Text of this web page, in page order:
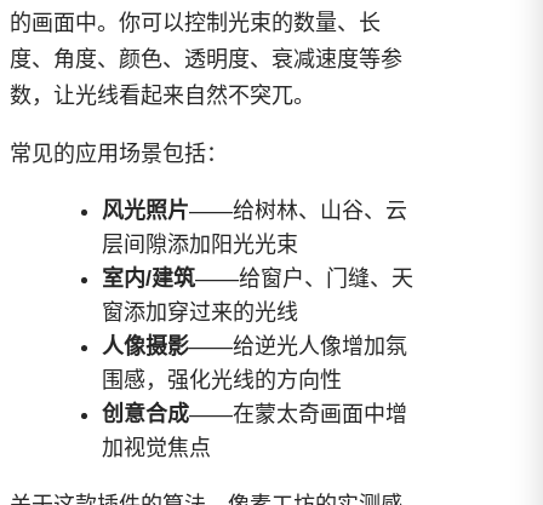
的画面中。你可以控制光束的数量、长
度、角度、颜色、透明度、衰减速度等参
数，让光线看起来自然不突兀。
常见的应用场景包括：
风光照片——给树林、山谷、云
层间隙添加阳光光束
室内/建筑——给窗户、门缝、天
窗添加穿过来的光线
人像摄影——给逆光人像增加氛
围感，强化光线的方向性
创意合成——在蒙太奇画面中增
加视觉焦点